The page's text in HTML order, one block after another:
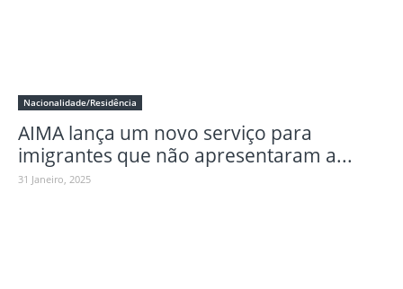
Nacionalidade/Residência
AIMA lança um novo serviço para
imigrantes que não apresentaram a...
31 Janeiro, 2025